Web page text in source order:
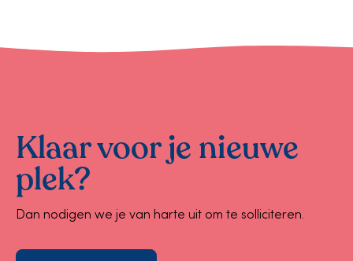
Klaar voor je nieuwe
plek?
Dan nodigen we je van harte uit om te solliciteren.